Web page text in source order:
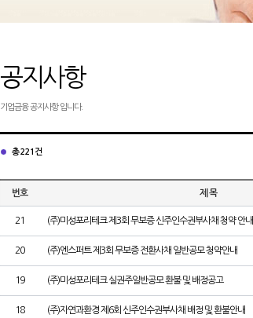
공지사항
기업금융 공지사항 입니다.
총 221건
번호 제 목
21 (주)미성포리테크 제3회 무보증 신주인수권부사채 청약 안내
20 (주)엔스퍼트 제3회 무보증 전환사채 일반공모 청약안내
19 (주)미성포리테크 실권주일반공모 환불 및 배정공고
18 (주)자연과환경 제6회 신주인수권부사채 배정 및 환불안내